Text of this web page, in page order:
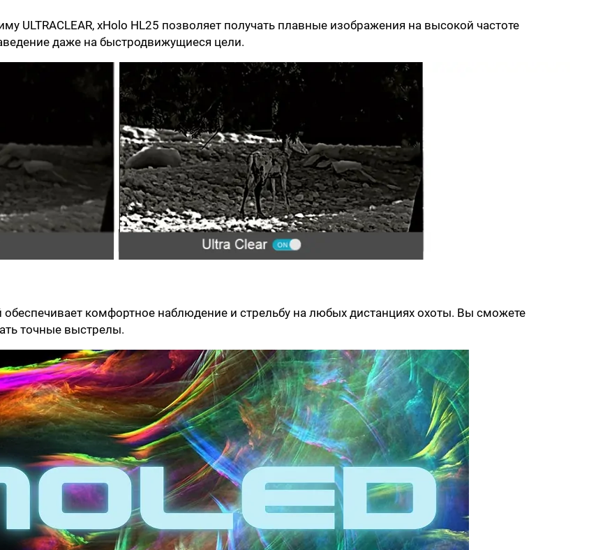
ULTRACLEAR, xHolo HL25 позволяет получать плавные изображения на высокой частоте
даже на быстродвижущиеся цели.
комфортное наблюдение и стрельбу на любых дистанциях охоты. Вы сможете
точные выстрелы.